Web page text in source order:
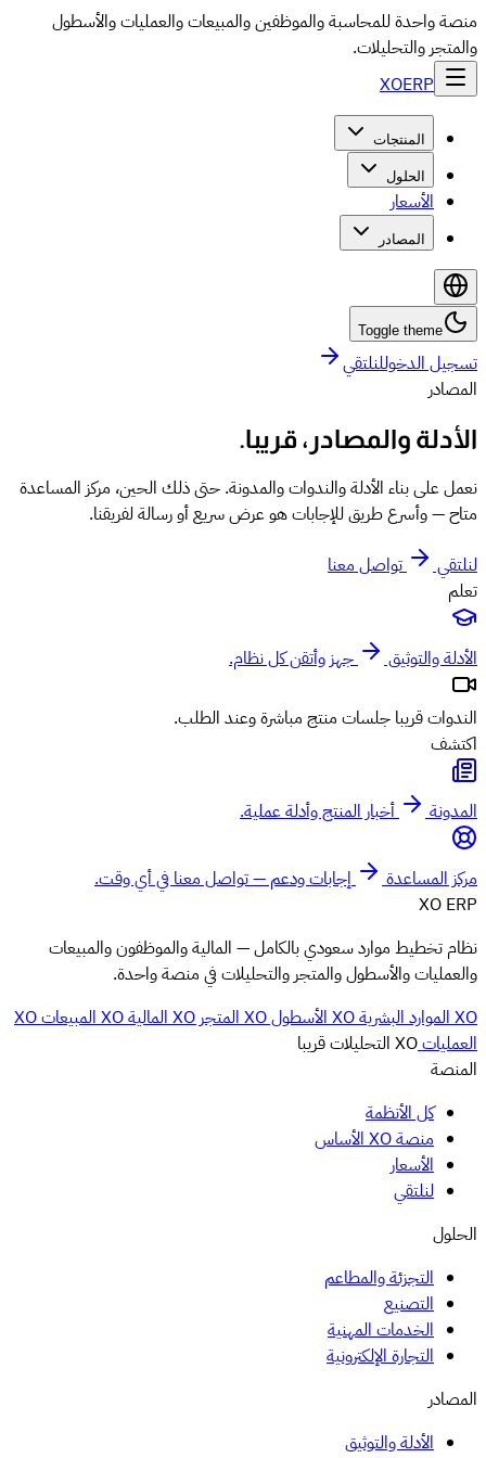
منصة واحدة للمحاسبة والموظفين والمبيعات والعمليات والأسطول
والمتجر والتحليلات.
XOERP
المنتجات
الحلول
الأسعار
المصادر
Toggle theme
تسجيل الدخوللنلتقي
المصادر
الأدلة والمصادر، قريبا.
نعمل على بناء الأدلة والندوات والمدونة. حتى ذلك الحين، مركز المساعدة
متاح — وأسرع طريق للإجابات هو عرض سريع أو رسالة لفريقنا.
لنلتقي
تواصل معنا
تعلم
الأدلة والتوثيق جهز وأتقن كل نظام.
الندواتقريبا جلسات منتج مباشرة وعند الطلب.
اكتشف
المدونة أخبار المنتج وأدلة عملية.
مركز المساعدة
إجابات ودعم — تواصل معنا في أي وقت.
XO ERP
نظام تخطيط موارد سعودي بالكامل — المالية والموظفون والمبيعات
والعمليات والأسطول والمتجر والتحليلات في منصة واحدة.
XO الموارد البشرية
XO الأسطول XO المتجر XO المالية XO المبيعات
XO
العملياتXO التحليلات
قريبا
المنصة
كل الأنظمة
منصة XO الأساس
الأسعار
لنلتقي
الحلول
التجزئة والمطاعم
التصنيع
الخدمات المهنية
التجارة الإلكترونية
المصادر
الأدلة والتوثيق